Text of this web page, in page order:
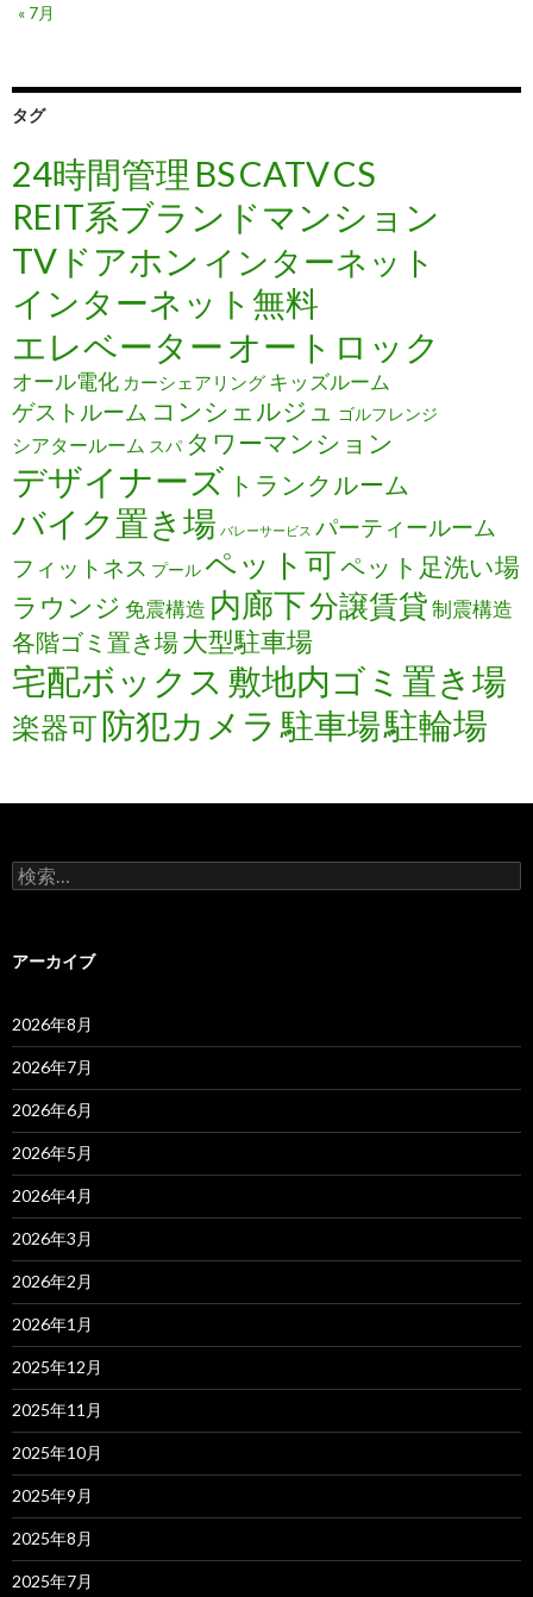
« 7月
タグ
24時間管理 BSCATVCS
REIT系ブランドマンション
TVドアホン インターネット
インターネット無料
エレベーター オートロック
オール電化 カーシェアリング キッズルーム
ゲストルーム コンシェルジュ ゴルフレンジ
シアタールーム スパ タワーマンション
デザイナーズ トランクルーム
バイク置き場 バレーサービス パーティールーム
フィットネス プールペット可ペット足洗い場
ラウンジ 免震構造 内廊下分譲賃貸制震構造
各階ゴミ置き場大型駐車場
宅配ボックス 敷地内ゴミ置き場
楽器可防犯カメラ 駐車場駐輪場
検
索:
アーカイブ
2026年8月
2026年7月
2026年6月
2026年5月
2026年4月
2026年3月
2026年2月
2026年1月
2025年12月
2025年11月
2025年10月
2025年9月
2025年8月
2025年7月